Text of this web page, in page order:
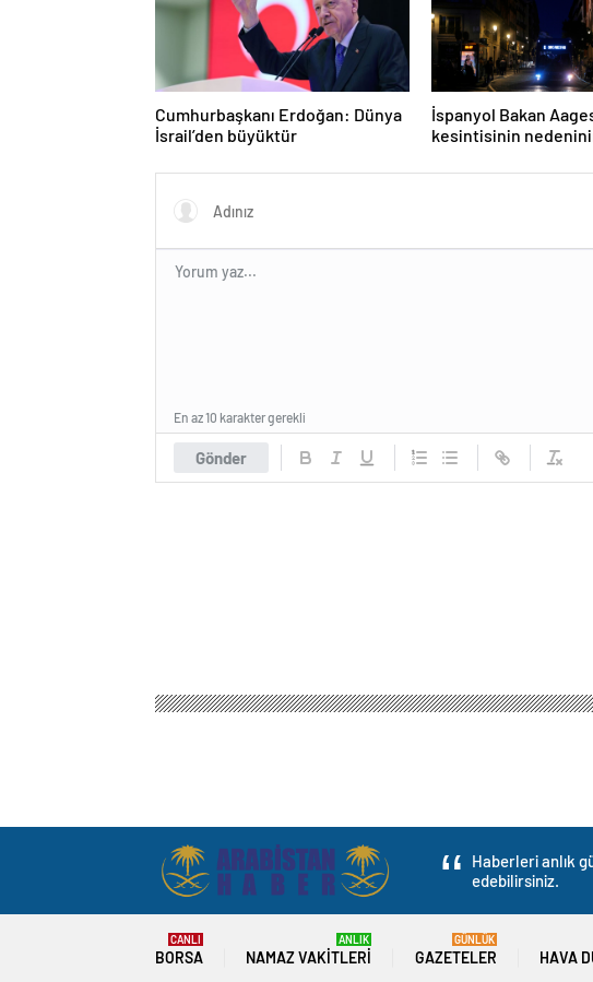
Cumhurbaşkanı Erdoğan: Dünya
İsrail’den büyüktür
İspanyol Bakan
kesintisinin
süreceğini” belirtti
Gönder
En az 10 karakter gerekli
Haberleri anlık
edebilirsiniz.
BORSA
CANLI
NAMAZ VAKITLERI
ANLIK
GAZETELER
GÜNLÜK
HAVA